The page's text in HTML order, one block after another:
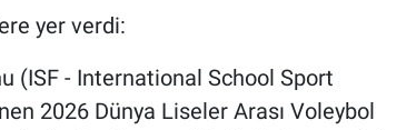
yer verdi:
(ISF - International School Sport
2026 Dünya Liseler Arası Voleybol